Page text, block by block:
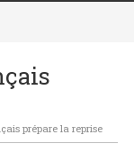
prépare la reprise